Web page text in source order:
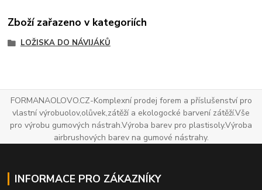
Zboží zařazeno v kategoriích
LOŽISKA DO NÁVIJÁKŮ
FORMANAOLOVO.CZ-Komplexní prodej forem a příslušenství pro
vlastní výrobuolov,olůvek,zátěží a ekologocké barvení zátěží.Vše
pro výrobu gumových nástrah.Výroba barev pro plastisoly.Výroba
airbrushových barev na gumové nástrahy.
INFORMACE PRO ZÁKAZNÍKY